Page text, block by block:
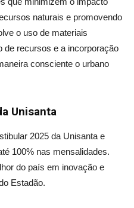
naturais e promovendo
o uso de materiais
de recursos e a incorporação
consciente o urbano
Unisanta
2025 da Unisanta e
100% nas mensalidades.
do país em inovação e
Estadão.